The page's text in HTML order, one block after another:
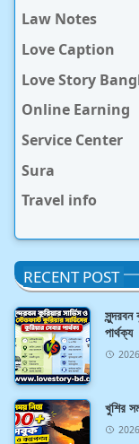
Law Notes
Love Caption
Love Story
Online Earning
Service Center
Sura
Travel info
RECENT POST
সুন্দরবন
পার্থক্য
খুশির